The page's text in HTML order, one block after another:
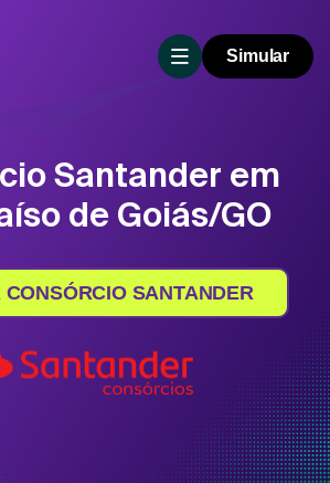
Simular
Santander em
de Goiás/GO
SANTANDER